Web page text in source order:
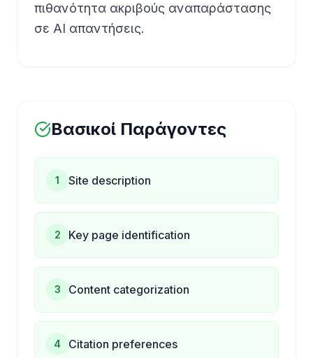
πιθανότητα ακριβούς αναπαράστασης
σε AI απαντήσεις.
Βασικοί Παράγοντες
1 Site description
2 Key page identification
3 Content categorization
4 Citation preferences